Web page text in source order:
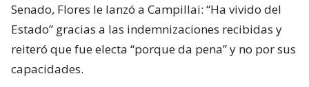
Senado, Flores le lanzó a Campillai: “Ha vivido del
Estado” gracias a las indemnizaciones recibidas y
reiteró que fue electa “porque da pena” y no por sus
capacidades.